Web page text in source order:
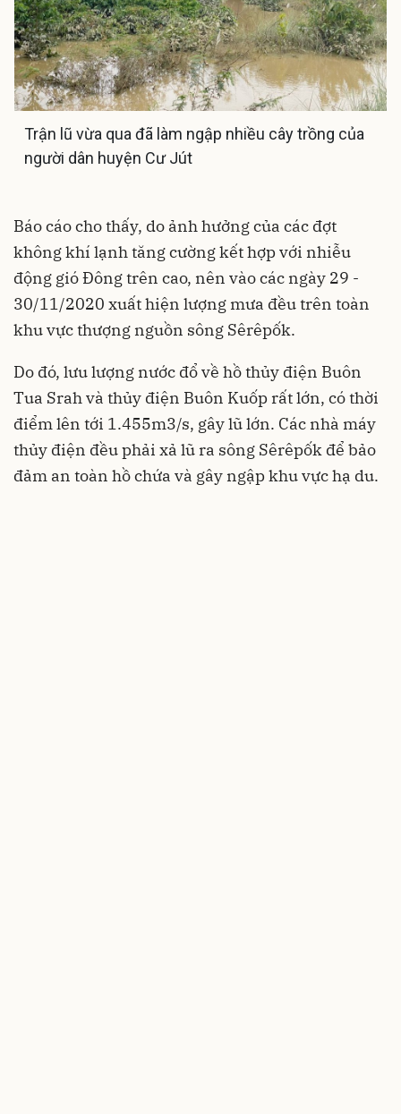
Trận lũ vừa qua đã làm ngập nhiều cây trồng của
người dân huyện Cư Jút
Báo cáo cho thấy, do ảnh hưởng của các đợt
không khí lạnh tăng cường kết hợp với nhiễu
động gió Đông trên cao, nên vào các ngày 29 -
30/11/2020 xuất hiện lượng mưa đều trên toàn
khu vực thượng nguồn sông Sêrêpốk.
Do đó, lưu lượng nước đổ về hồ thủy điện Buôn
Tua Srah và thủy điện Buôn Kuốp rất lớn, có thời
điểm lên tới 1.455m3/s, gây lũ lớn. Các nhà máy
thủy điện đều phải xả lũ ra sông Sêrêpốk để bảo
đảm an toàn hồ chứa và gây ngập khu vực hạ du.